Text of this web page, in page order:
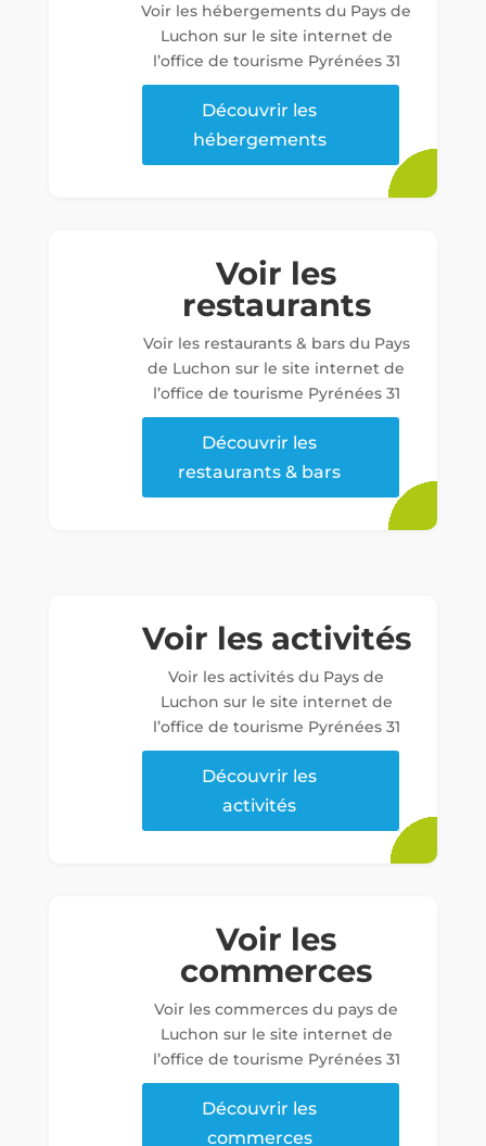
Voir les hébergements du Pays de
Luchon sur le site internet de
l’office de tourisme Pyrénées 31
Découvrir les
hébergements
Voir les
restaurants
Voir les restaurants & bars du Pays
de Luchon sur le site internet de
l’office de tourisme Pyrénées 31
Découvrir les
restaurants & bars
Voir les activités
Voir les activités du Pays de
Luchon sur le site internet de
l’office de tourisme Pyrénées 31
Découvrir les
activités
Voir les
commerces
Voir les commerces du pays de
Luchon sur le site internet de
l’office de tourisme Pyrénées 31
Découvrir les
commerces